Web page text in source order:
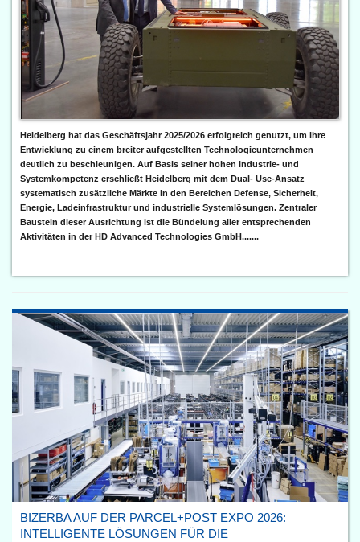
Heidelberg hat das Geschäftsjahr 2025/2026 erfolgreich genutzt, um ihre
Entwicklung zu einem breiter aufgestellten Technologieunternehmen
deutlich zu beschleunigen. Auf Basis seiner hohen Industrie- und
Systemkompetenz erschließt Heidelberg mit dem Dual- Use-Ansatz
systematisch zusätzliche Märkte in den Bereichen Defense, Sicherheit,
Energie, Ladeinfrastruktur und industrielle Systemlösungen. Zentraler
Baustein dieser Ausrichtung ist die Bündelung aller entsprechenden
Aktivitäten in der HD Advanced Technologies GmbH.......
BIZERBA AUF DER PARCEL+POST EXPO 2026:
INTELLIGENTE LÖSUNGEN FÜR DIE